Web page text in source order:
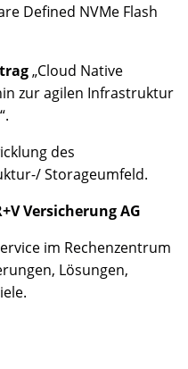
Defined NVMe Flash
„Cloud Native
zur agilen Infrastruktur
des
Storageumfeld.
Versicherung AG
im Rechenzentrum
Lösungen,